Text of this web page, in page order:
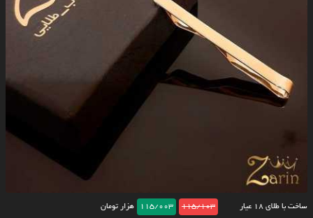
ساخت با طلای ۱۸ عیار 115/103
115/003 هزار تومان